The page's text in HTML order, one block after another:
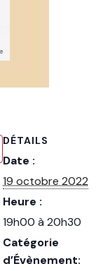
DÉTAILS
Date :
19 octobre 2022
Heure :
19h00 à 20h30
Catégorie
d’Évènement: